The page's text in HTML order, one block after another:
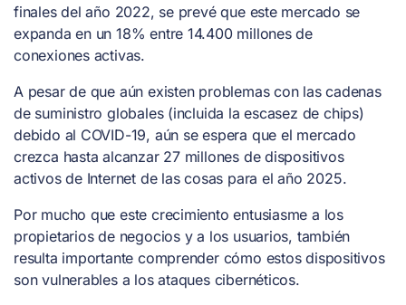
finales del año 2022, se prevé que este mercado se
expanda en un 18% entre 14.400 millones de
conexiones activas.
A pesar de que aún existen problemas con las cadenas
de suministro globales (incluida la escasez de chips)
debido al COVID-19, aún se espera que el mercado
crezca hasta alcanzar 27 millones de dispositivos
activos de Internet de las cosas para el año 2025.
Por mucho que este crecimiento entusiasme a los
propietarios de negocios y a los usuarios, también
resulta importante comprender cómo estos dispositivos
son vulnerables a los ataques cibernéticos.